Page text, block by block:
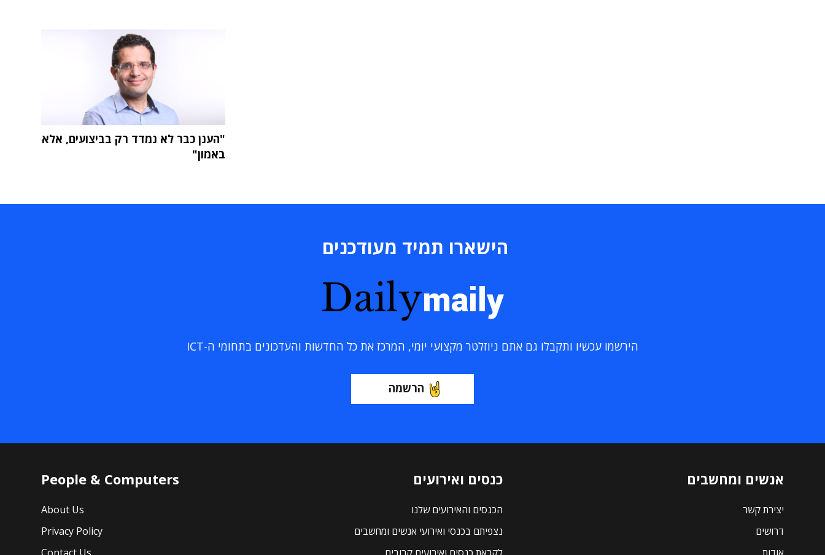
"הענן כבר לא נמדד רק בביצועים, אלא
באמון"
הישארו תמיד מעודכנים
Dailymaily
הירשמו עכשיו ותקבלו גם אתם ניוזלטר מקצועי יומי, המרכז את כל החדשות והעדכונים בתחומי ה-ICT
הרשמה
אנשים ומחשבים
יצירת קשר
דרושים
כנסים ואירועים
הכנסים והאירועים שלנו
נצפיתם בכנסי ואירועי אנשים ומחשבים
People & Computers
About Us
Privacy Policy